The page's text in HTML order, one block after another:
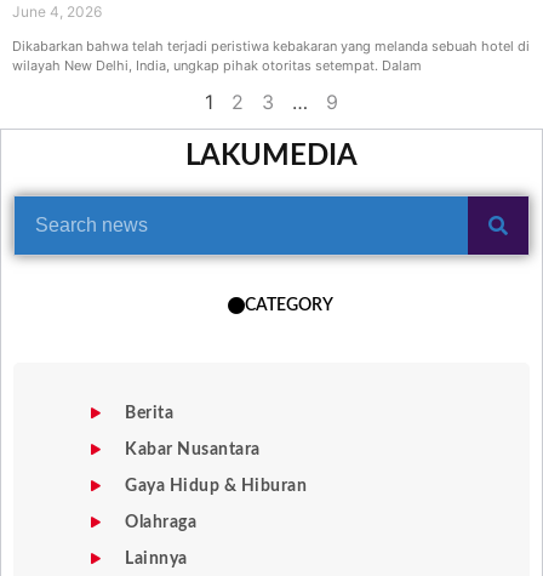
June 4, 2026
Dikabarkan bahwa telah terjadi peristiwa kebakaran yang melanda sebuah hotel di
wilayah New Delhi, India, ungkap pihak otoritas setempat. Dalam
1 2 3 … 9
LAKUMEDIA
CATEGORY
Berita
Kabar Nusantara
Gaya Hidup & Hiburan
Olahraga
Lainnya